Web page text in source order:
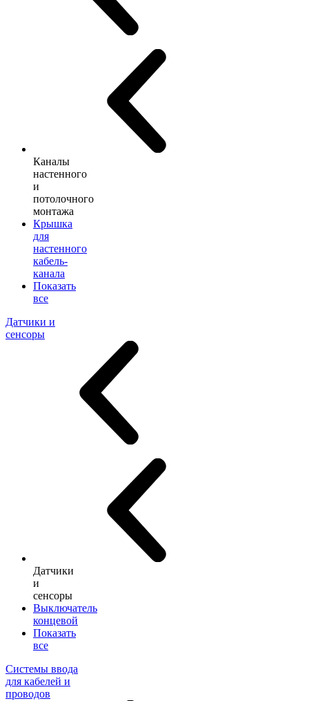
Каналы
настенного
и
потолочного
монтажа
Крышка
для
настенного
кабель-
канала
Показать
все
Датчики и
сенсоры
Датчики
и
сенсоры
Выключатель
концевой
Показать
все
Системы ввода
для кабелей и
проводов